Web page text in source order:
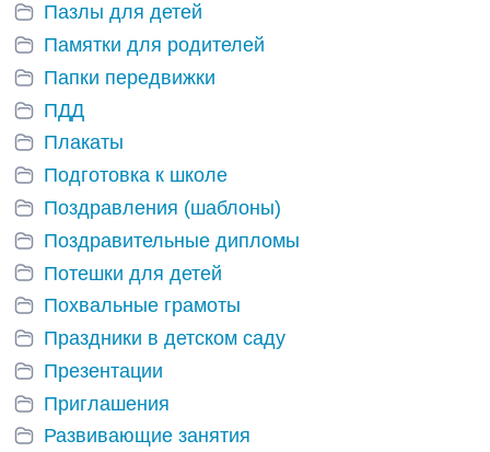
Пазлы для детей
Памятки для родителей
Папки передвижки
ПДД
Плакаты
Подготовка к школе
Поздравления (шаблоны)
Поздравительные дипломы
Потешки для детей
Похвальные грамоты
Праздники в детском саду
Презентации
Приглашения
Развивающие занятия